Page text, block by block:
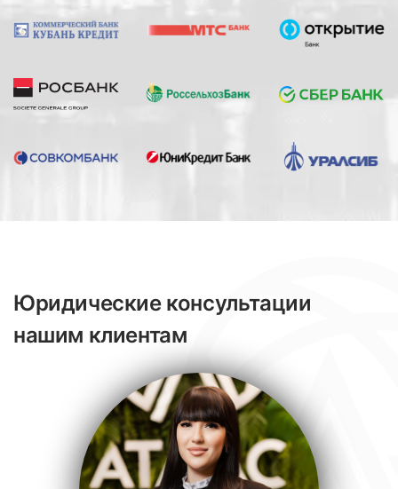
Юридические консультации
нашим клиентам